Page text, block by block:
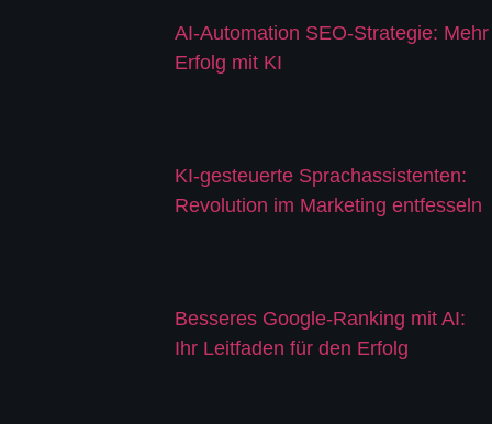
AI-Automation SEO-Strategie: Mehr
Erfolg mit KI
KI-gesteuerte Sprachassistenten:
Revolution im Marketing entfesseln
Besseres Google-Ranking mit AI:
Ihr Leitfaden für den Erfolg